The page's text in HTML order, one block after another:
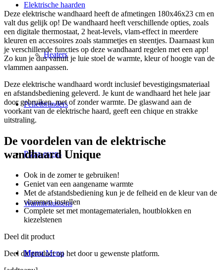
Elektrische haarden
Heaters
Pelletbranders
Pizza-ovens
Warmtekussens
Menu Menu
Deze elektrische wandhaard heeft de afmetingen 180x46x23 cm en
valt dus gelijk op! De wandhaard heeft verschillende opties, zoals
een digitale thermostaat, 2 heat-levels, vlam-effect in meerdere
kleuren en accessoires zoals stammetjes en steentjes. Daarnaast kun
je verschillende functies op deze wandhaard regelen met een app!
Zo kun je dus vanuit je luie stoel de warmte, kleur of hoogte van de
vlammen aanpassen.
Deze elektrische wandhaard wordt inclusief bevestigingsmateriaal
en afstandsbediening geleverd. Je kunt de wandhaard het hele jaar
door gebruiken, met of zonder warmte. De glaswand aan de
voorkant van de elektrische haard, geeft een chique en strakke
uitstraling.
De voordelen van de elektrische
wandhaard Unique
Ook in de zomer te gebruiken!
Geniet van een aangename warmte
Met de afstandsbediening kun je de felheid en de kleur van de
vlammen instellen
Complete set met montagematerialen, houtblokken en
kiezelstenen
Deel dit product
Deel dit product op het door u gewenste platform.